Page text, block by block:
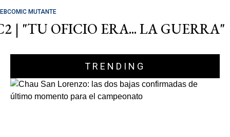
MUTANTE
| "TU OFICIO ERA... LA GUERRA"
TRENDING